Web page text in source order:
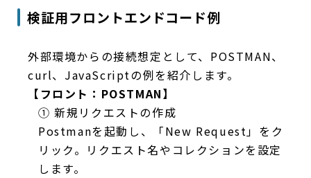
検証用フロントエンドコード例
外部環境からの接続想定として、POSTMAN、
curl、JavaScriptの例を紹介します。
【フロント：POSTMAN】
① 新規リクエストの作成
Postmanを起動し、「New Request」をク
リック。リクエスト名やコレクションを設定
します。